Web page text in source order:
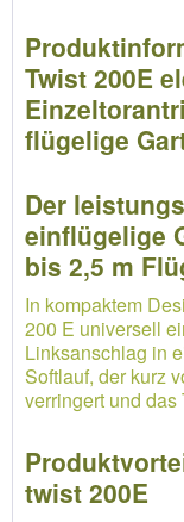
Twist 200E
flügelige
Der
einflügelige
bis 2,5 m
In kompaktem
200 E universell
Linksanschlag in
Softlauf, der kurz
verringert und
twist 200E